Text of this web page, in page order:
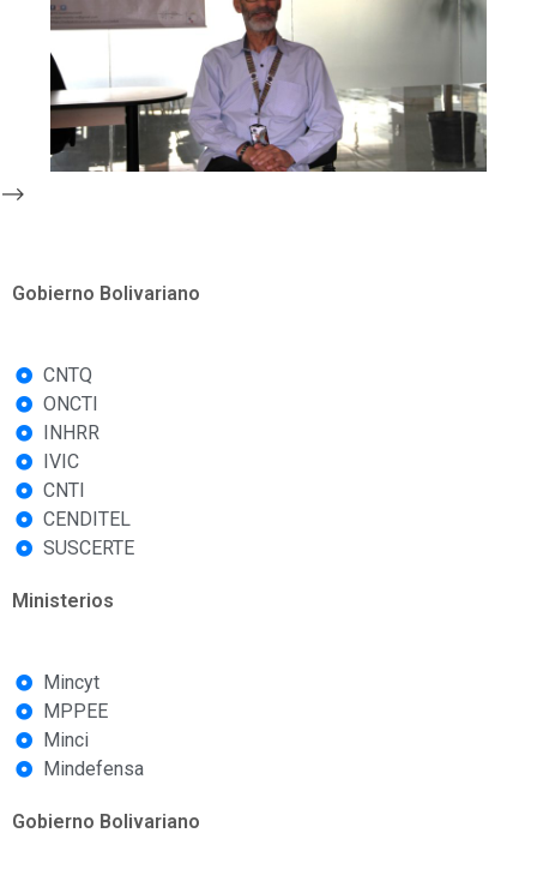
-->
Gobierno Bolivariano
CNTQ
ONCTI
INHRR
IVIC
CNTI
CENDITEL
SUSCERTE
Ministerios
Mincyt
MPPEE
Minci
Mindefensa
Gobierno Bolivariano